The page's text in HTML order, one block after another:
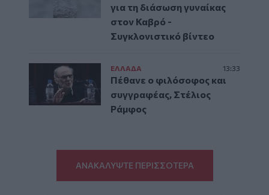
για τη διάσωση γυναίκας
στον Καβρό -
Συγκλονιστικό βίντεο
ΕΛΛAΔΑ 13:33
Πέθανε ο φιλόσοφος και
συγγραφέας, Στέλιος
Ράμφος
ΑΝΑΚΑΛΥΨΤΕ ΠΕΡΙΣΣΟΤΕΡΑ